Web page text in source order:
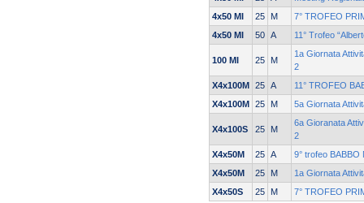
4x50 MI
25 M
7° TROFEO
4x50 MI
50 A 11° Trofeo
100 MI 25 M
1a Giornata
2
X4x100M 25 A
11° TROFEO
X4x100M 25 M 5a Giornata
X4x100S 25 M
6a Gioranata
2
X4x50M
25 A
9° trofeo BABBO
X4x50M
25 M
1a Giornata
X4x50S
25 M 7° TROFEO